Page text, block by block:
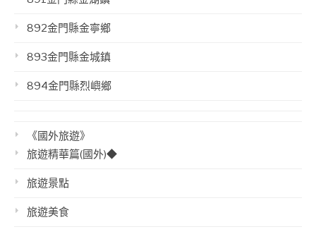
892金門縣金寧鄉
893金門縣金城鎮
894金門縣烈嶼鄉
《國外旅遊》
旅遊精華篇(國外)◆
旅遊景點
旅遊美食